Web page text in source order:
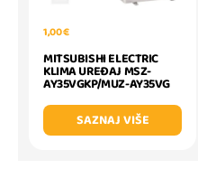
1,00 €
MITSUBISHI ELECTRIC
KLIMA UREĐAJ MSZ-
AY35VGKP/MUZ-AY35VG
SAZNAJ VIŠE